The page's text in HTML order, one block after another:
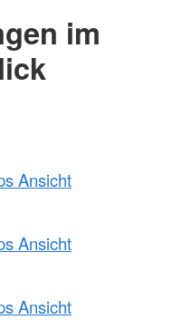
im
Ansicht
Ansicht
Ansicht